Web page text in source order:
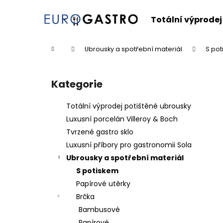
Totální
Domů Ubrousky a spotřební materiál S
Přeskočit
kategorie
Kategorie
Totální výprodej potištěné ubrousky
Luxusní porcelán Villeroy & Boch
Tvrzené gastro sklo
Luxusní příbory pro gastronomii Sola
Ubrousky a spotřební materiál
S potiskem
Papírové utěrky
Brčka
Bambusové
Zpět
Zpět